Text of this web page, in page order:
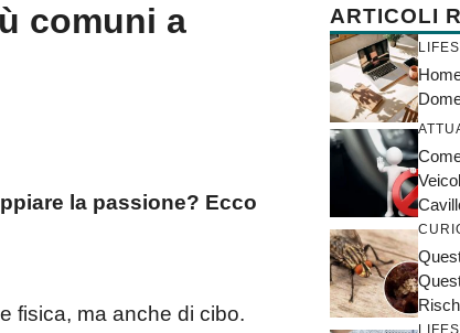
comuni a
la passione? Ecco
fisica, ma anche di cibo.
ARTICOLI